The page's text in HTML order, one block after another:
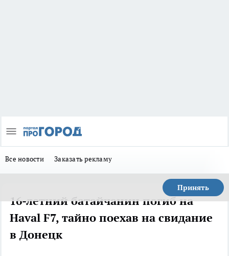
Все новости Заказать рекламу
Принять
16-летний батайчанин погиб на
Haval F7, тайно поехав на свидание
в Донецк